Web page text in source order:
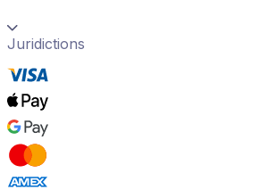
Juridictions